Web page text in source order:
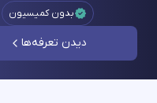
بدون کمیسیون
دیدن تعرفه‌ها